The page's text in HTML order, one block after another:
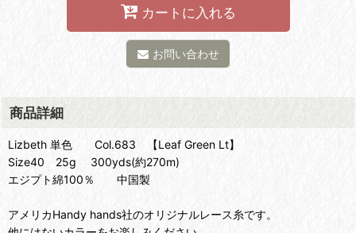
カートに入れる
お問い合わせ
商品詳細
Lizbeth 単色 Col.683 【Leaf Green Lt】
Size40 25g 300yds(約270m)
エジプト綿100％ 中国製
アメリカHandy hands社のオリジナルレース糸です。